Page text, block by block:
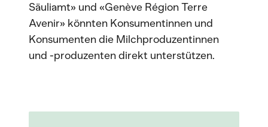
Säuliamt» und «Genève Région Terre
Avenir» könnten Konsumentinnen und
Konsumenten die Milchproduzentinnen
und -produzenten direkt unterstützen.